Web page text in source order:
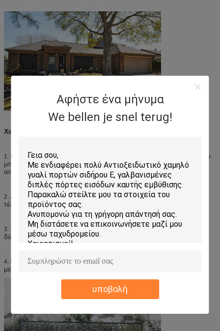
Αφήστε ένα μήνυμα
We bellen je snel terug!
υποβολή
Χαρακτηριστικό
1. Πλήρως επιτρέψτε στο φως για να περάσετε μέσω και αφ' ετέρου
μπορεί να περιορίσει ή να αποτρέψει τη σαφή άποψη
αποτελεσματικά.
2. Διαθέσιμος σε μια ευρεία ποικιλία των σχεδίων, προσθέστε το
τέλειο συμπλήρωμα σε πολλά εσωτερικά σχέδια.
3. Τα βαριά διαμορφωμένα γυαλιά παρέχουν την προστιθέμενη
δύναμη και υποστηρίζουν και τα σχέδια δεν θα εξασθενίσουν ποτέ.
4. Μπορέστε να κοπείτε, έδαφος, να τρυπηθείτε με τρυπάνι, να
μετριαστείτε, να τοποθετηθείτε και να τυπωθείτε, κ.λπ.